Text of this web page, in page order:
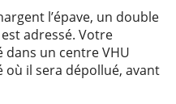
l’épave, un double
adressé. Votre
un centre VHU
où il sera dépollué, avant